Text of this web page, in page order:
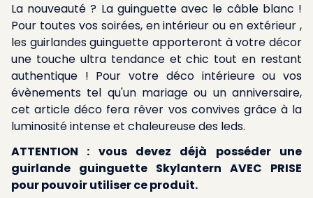
La nouveauté ? La guinguette avec le câble blanc !
Pour toutes vos soirées, en intérieur ou en extérieur ,
les guirlandes guinguette apporteront à votre décor
une touche ultra tendance et chic tout en restant
authentique ! Pour votre déco intérieure ou vos
évènements tel qu'un mariage ou un anniversaire,
cet article déco fera rêver vos convives grâce à la
luminosité intense et chaleureuse des leds.
ATTENTION : vous devez déjà posséder une
guirlande guinguette Skylantern AVEC PRISE
pour pouvoir utiliser ce produit.